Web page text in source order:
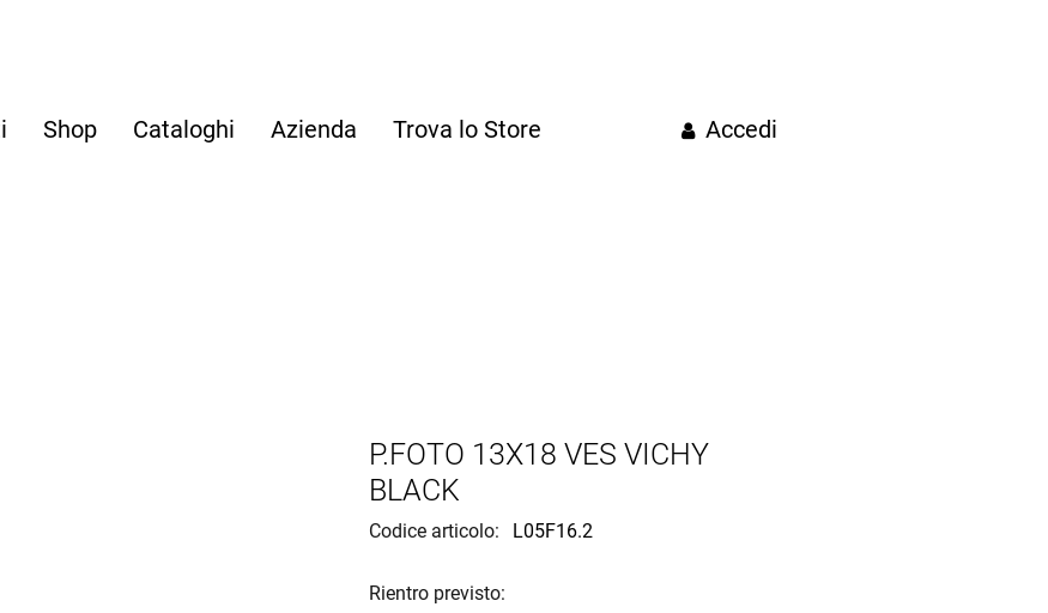
Shop Cataloghi Azienda Trova lo Store Accedi
P.FOTO 13X18 VES VICHY
BLACK
Codice articolo: L05F16.2
Rientro previsto: